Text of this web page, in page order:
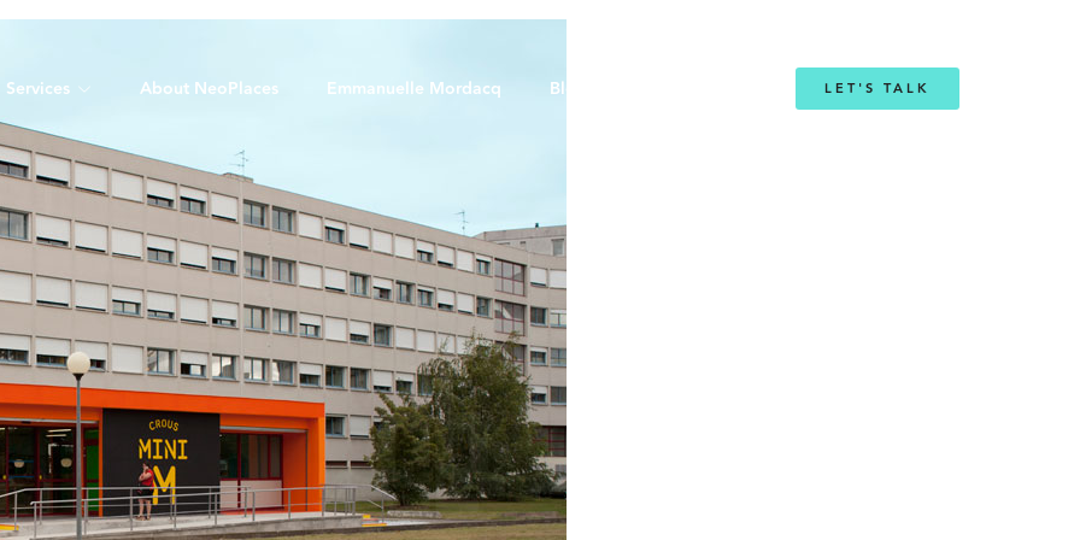
Services About NeoPlaces Emmanuelle Mordacq Blog LET'S TALK